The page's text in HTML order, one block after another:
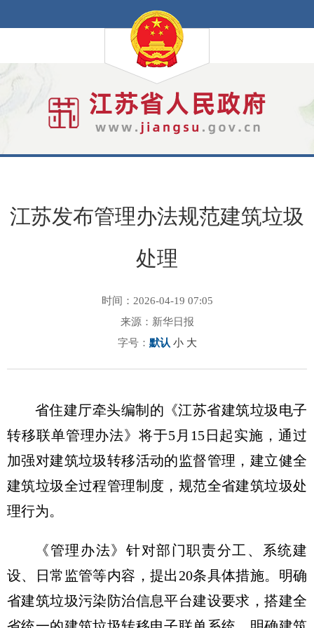
江苏发布管理办法规范建筑垃圾
处理
时间：2026-04-19 07:05
来源：新华日报
字号： 默认 小 大
省住建厅牵头编制的《江苏省建筑垃圾电子
转移联单管理办法》将于5月15日起实施，通过
加强对建筑垃圾转移活动的监督管理，建立健全
建筑垃圾全过程管理制度，规范全省建筑垃圾处
理行为。
《管理办法》针对部门职责分工、系统建
设、日常监管等内容，提出20条具体措施。明确
省建筑垃圾污染防治信息平台建设要求，搭建全